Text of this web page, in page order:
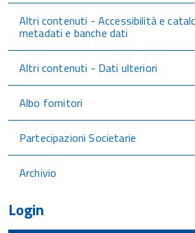
Altri contenuti - Accessibilità e
metadati e banche dati
Altri contenuti - Dati ulteriori
Albo fornitori
Partecipazioni Societarie
Archivio
Login